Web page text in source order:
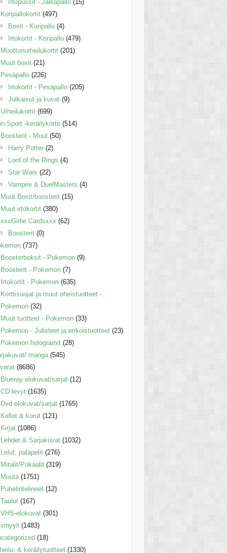
Irtopussit - Jalkapallo (15)
Koripallokortit (497)
Boxit - Koripallo (4)
Irtokortit - Koripallo (479)
Moottoriurheilukortit (201)
Muut boxit (21)
Pesäpallo (226)
Irtokortit - Pesäpallo (205)
Julkaisut ja kuvat (9)
Urheilukortit (699)
Sport -keräilykortit (514)
Boosterit - Muut (50)
Harry Potter (2)
Lord of the Rings (4)
Star Wars (22)
Vampire & DuelMasters (4)
Muut Boxit/boosterit (15)
Muut irtokortit (380)
xxxGirlie Cardsxxx (62)
Boosterit (0)
(737)
Boosterboksit - Pokemon (9)
Boosterit - Pokemon (7)
Irtokortit - Pokemon (635)
Korttisuojat ja muut oheistuotteet -
Pokemon (32)
Muut tuotteet - Pokemon (33)
Pokemon - Julisteet ja erikoistuotteet (23)
Pokemon hologramit (28)
manga (545)
(8686)
Blueray elokuvat/sarjat (12)
CD-levyt (1635)
Dvd elokuvat/sarjat (1765)
Kellot & korut (121)
Kirjat (1086)
Lehdet & Sarjakuvat (1032)
Lelut, palapelit (276)
Mitalit/Pokaalit (319)
Muuta (1751)
Puhelintelineet (12)
Taulut (167)
VHS-elokuvat (301)
vinyyli (1483)
(18)
& keräilytuotteet (1330)